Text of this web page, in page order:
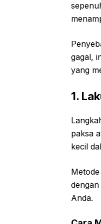
gagal,
yang
1.
paksa
kecil
Anda.